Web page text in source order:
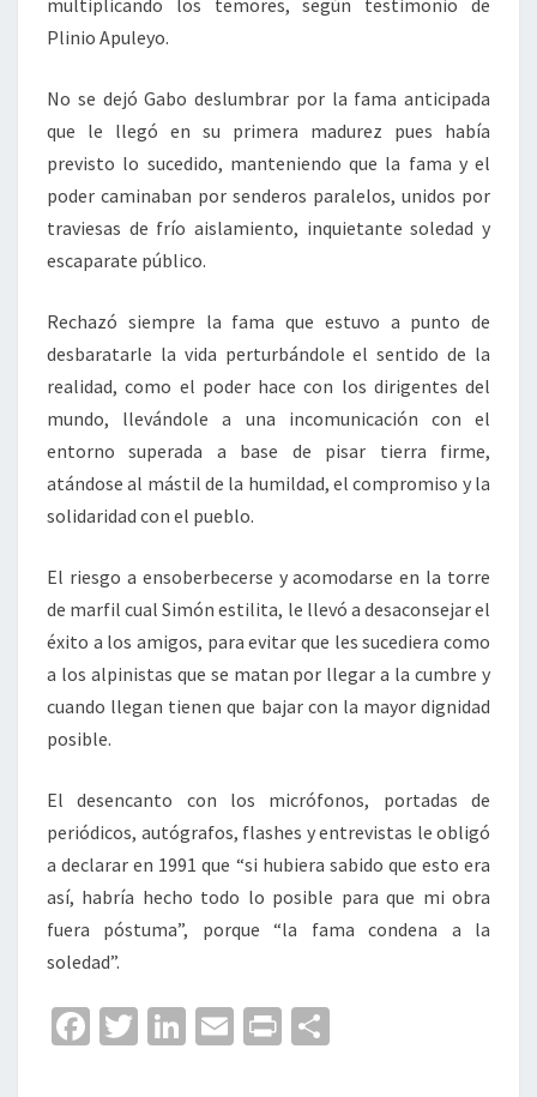
multiplicando los temores, según testimonio de
Plinio Apuleyo.
No se dejó Gabo deslumbrar por la fama anticipada
que le llegó en su primera madurez pues había
previsto lo sucedido, manteniendo que la fama y el
poder caminaban por senderos paralelos, unidos por
traviesas de frío aislamiento, inquietante soledad y
escaparate público.
Rechazó siempre la fama que estuvo a punto de
desbaratarle la vida perturbándole el sentido de la
realidad, como el poder hace con los dirigentes del
mundo, llevándole a una incomunicación con el
entorno superada a base de pisar tierra firme,
atándose al mástil de la humildad, el compromiso y la
solidaridad con el pueblo.
El riesgo a ensoberbecerse y acomodarse en la torre
de marfil cual Simón estilita, le llevó a desaconsejar el
éxito a los amigos, para evitar que les sucediera como
a los alpinistas que se matan por llegar a la cumbre y
cuando llegan tienen que bajar con la mayor dignidad
posible.
El desencanto con los micrófonos, portadas de
periódicos, autógrafos, flashes y entrevistas le obligó
a declarar en 1991 que “si hubiera sabido que esto era
así, habría hecho todo lo posible para que mi obra
fuera póstuma”, porque “la fama condena a la
soledad”.
Fa T
Li
E
Pr